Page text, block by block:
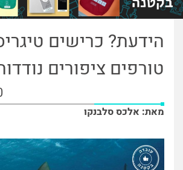
הידעת? כרישים
טורפים ציפורים
מאת: אלכס סלבנקו